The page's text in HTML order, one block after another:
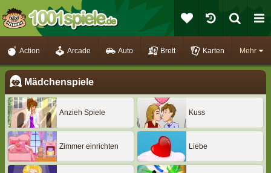
Mehr
Action Arcade Auto Brett Karten
Mädchenspiele
Anzieh Spiele Kuss
Zimmer einrichten Liebe